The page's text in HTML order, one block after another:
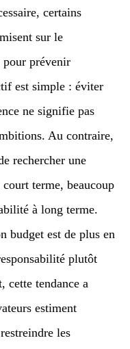
certains
sur le
pour prévenir
est simple : éviter
ne signifie pas
Au contraire,
rechercher une
terme, beaucoup
à long terme.
budget est de plus en
plutôt
cette tendance a
estiment
les